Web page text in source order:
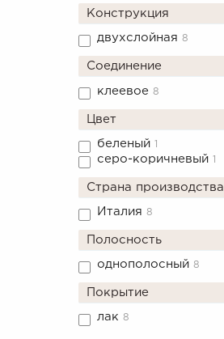
Конструкция
двухслойная 8
Соединение
клеевое 8
Цвет
беленый 1
серо-коричневый 1
Страна производства
Италия 8
Полосность
однополосный 8
Покрытие
лак 8